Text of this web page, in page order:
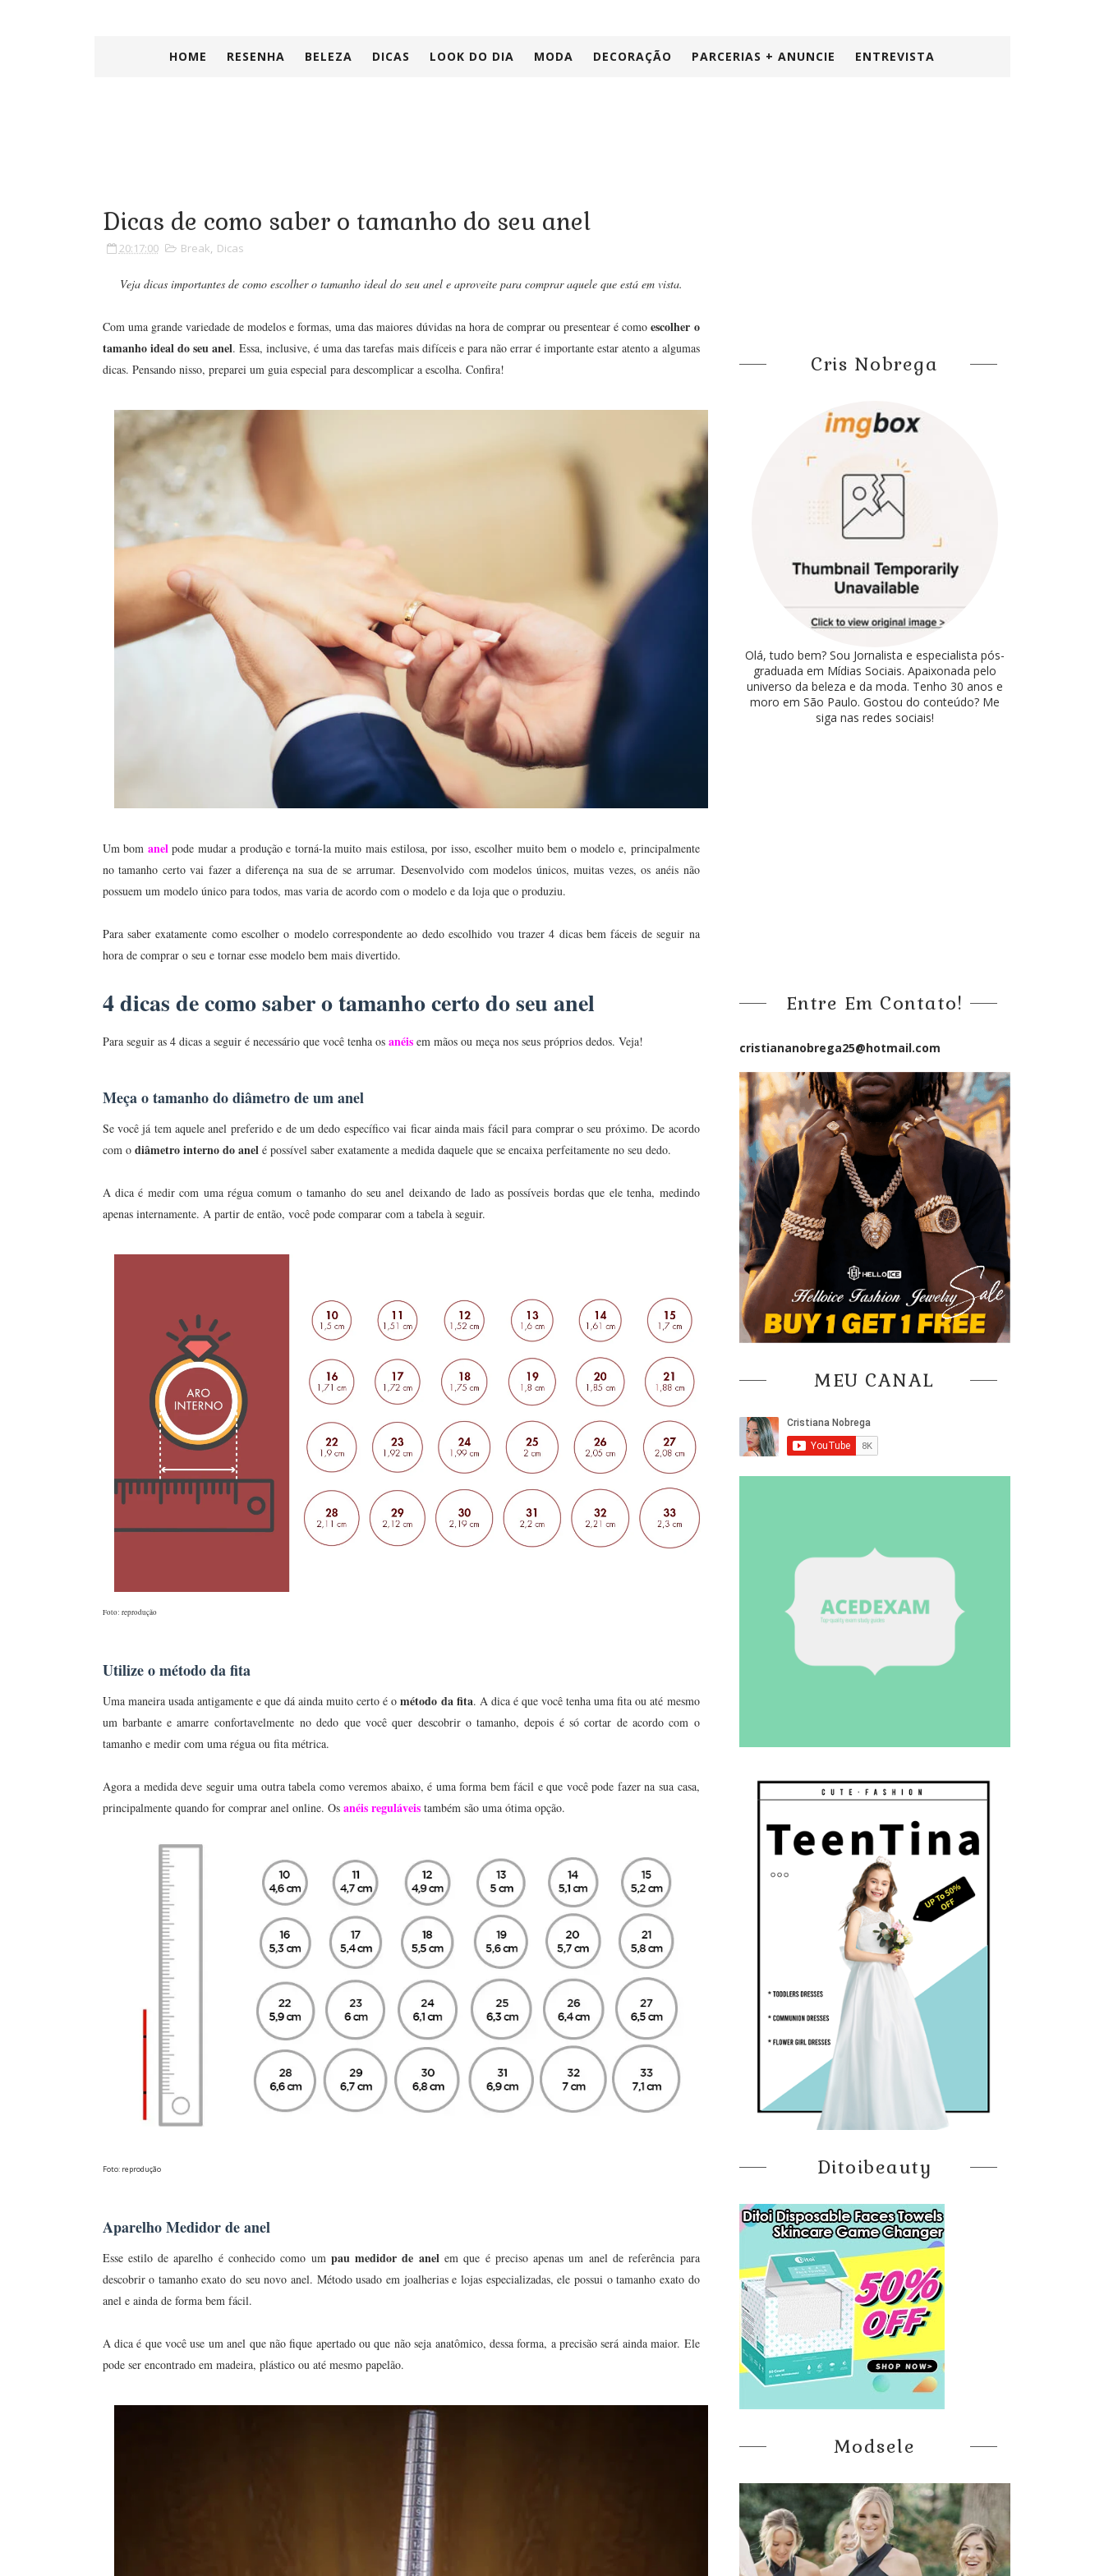
HOME RESENHA BELEZA DICAS LOOK DO DIA MODA DECORAÇÃO PARCERIAS + ANUNCIE ENTREVISTA
Dicas de como saber o tamanho do seu anel
20:17:00 Break, Dicas
Veja dicas importantes de como escolher o tamanho ideal do seu anel e aproveite para comprar aquele que está em vista.
Com uma grande variedade de modelos e formas, uma das maiores dúvidas na hora de comprar ou presentear é comoescolher o
tamanho ideal do seu anel. Essa, inclusive, é uma das tarefas mais difíceis e para não errar é importante estar atento a algumas
dicas. Pensando nisso, preparei um guia especial para descomplicar a escolha. Confira!
Um bom anelpode mudar a produção e torná-la muito mais estilosa, por isso, escolher muito bem o modelo e, principalmente
no tamanho certo vai fazer a diferença na sua de se arrumar.Desenvolvido com modelos únicos, muitas vezes, os anéis não
possuem um modelo único para todos, mas varia de acordo com o modelo e da loja que o produziu.
Para saber exatamente como escolher o modelo correspondente ao dedo escolhido vou trazer 4 dicas bem fáceis de seguir na
hora de comprar o seu e tornar esse modelo bem mais divertido.
4 dicas de como saber o tamanho certo do seu anel
Para seguir as 4 dicas a seguir é necessário que você tenha os anéisem mãos ou meça nos seus próprios dedos. Veja!
Meça o tamanho do diâmetro de um anel
Se você já tem aquele anel preferido e de um dedo específico vai ficar ainda mais fácil para comprar o seu próximo. De acordo
com odiâmetro interno do anelé possível saber exatamente a medida daquele que se encaixa perfeitamente no seu dedo.
A dica é medir com uma régua comum o tamanho do seu anel deixando de lado as possíveis bordas que ele tenha, medindo
apenas internamente. A partir de então, você pode comparar com a tabela à seguir.
Foto: reprodução
Utilize o método da fita
Uma maneira usada antigamente e que dá ainda muito certo é ométodo da fita. A dica é que você tenha uma fita ou até mesmo
um barbante e amarre confortavelmente no dedo que você quer descobrir o tamanho, depois é só cortar de acordo com o
tamanho e medir com uma régua ou fita métrica.
Agora a medida deve seguir uma outra tabela como veremos abaixo, é uma forma bem fácil e que você pode fazer na sua casa,
principalmente quando for comprar anel online. Os anéis reguláveistambém são uma ótima opção.
Foto: reprodução
Aparelho Medidor de anel
Esse estilo de aparelho é conhecido como umpau medidor de anel em que é preciso apenas um anel de referência para
descobrir o tamanho exato do seu novo anel. Método usado em joalherias e lojas especializadas, ele possui o tamanho exato do
anel e ainda de forma bem fácil.
A dica é que você use um anel que não fique apertado ou que não seja anatômico, dessa forma, a precisão será ainda maior. Ele
pode ser encontrado em madeira, plástico ou até mesmo papelão.
Cris Nobrega
Olá, tudo bem? Sou Jornalista e especialista pós-
graduada em Mídias Sociais. Apaixonada pelo
universo da beleza e da moda. Tenho 30 anos e
moro em São Paulo. Gostou do conteúdo? Me
siga nas redes sociais!
Entre Em Contato!
cristiananobrega25@hotmail.com
MEU CANAL
Ditoibeauty
Modsele